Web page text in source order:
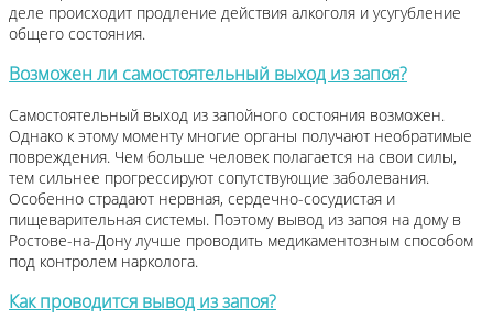
деле происходит продление действия алкоголя и усугубление
общего состояния.
Возможен ли самостоятельный выход из запоя?
Самостоятельный выход из запойного состояния возможен.
Однако к этому моменту многие органы получают необратимые
повреждения. Чем больше человек полагается на свои силы,
тем сильнее прогрессируют сопутствующие заболевания.
Особенно страдают нервная, сердечно-сосудистая и
пищеварительная системы. Поэтому вывод из запоя на дому в
Ростове-на-Дону лучше проводить медикаментозным способом
под контролем нарколога.
Как проводится вывод из запоя?